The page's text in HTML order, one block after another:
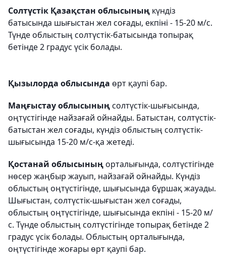
Солтүстік Қазақстан облысының күндіз
батысында шығыстан жел соғады, екпіні - 15-20 м/с.
Түнде облыстың солтүстік-батысында топырақ
бетінде 2 градус үсік болады.
Қызылорда облысында өрт қаупі бар.
Маңғыстау облысыныңсолтүстік-шығысында,
оңтүстігінде найзағай ойнайды. Батыстан, солтүстік-
батыстан жел соғады, күндіз облыстың солтүстік-
шығысында 15-20 м/с-қа жетеді.
Қостанай облысыныңорталығында, солтүстігінде
нөсер жаңбыр жауып, найзағай ойнайды. Күндіз
облыстың оңтүстігінде, шығысында бұршақ жауады.
Шығыстан, солтүстік-шығыстан жел соғады,
облыстың оңтүстігінде, шығысында екпіні - 15-20 м/
с. Түнде облыстың солтүстігінде топырақ бетінде 2
градус үсік болады. Облыстың орталығында,
оңтүстігінде жоғары өрт қаупі бар.